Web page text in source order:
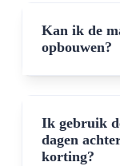
Kan ik de
opbouwen?
Ik gebruik
dagen
korting?